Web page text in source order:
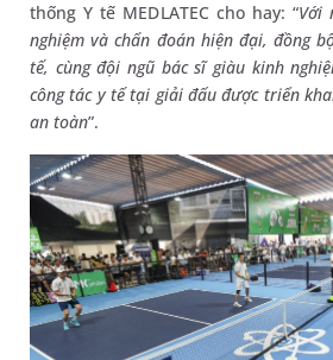
thống Y tế MEDLATEC cho hay: “Với
nghiệm và chẩn đoán hiện đại, đồng
tế, cùng đội ngũ bác sĩ giàu kinh
công tác y tế tại giải đấu được triển
an toàn”.